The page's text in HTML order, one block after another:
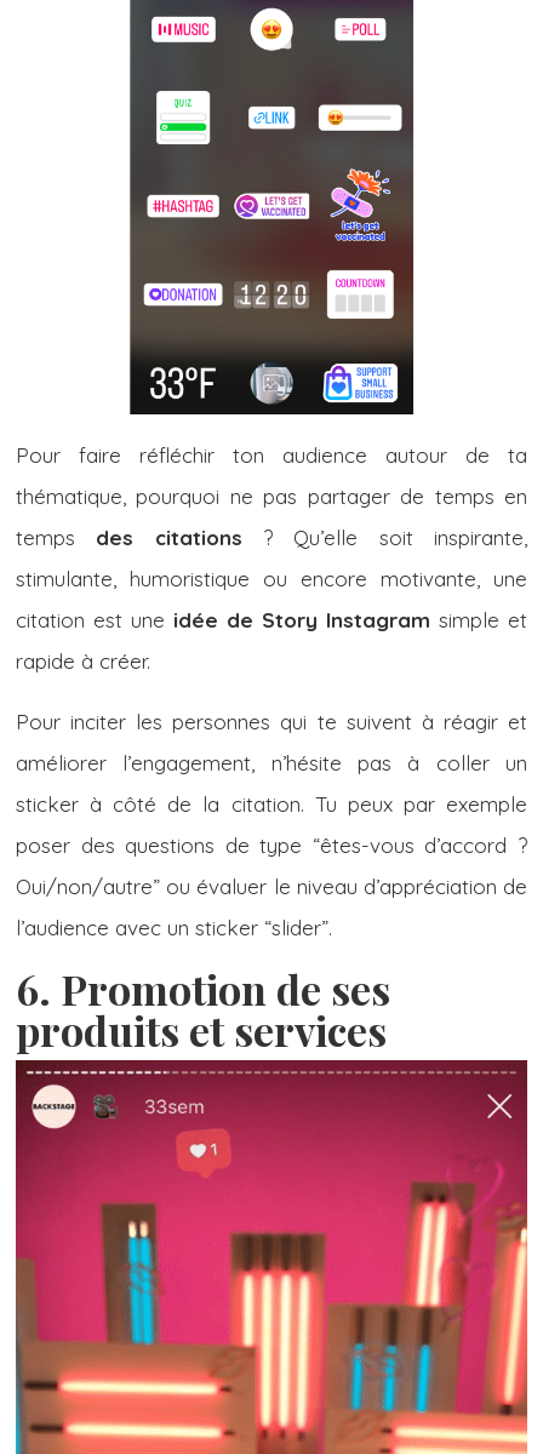
Pour faire réfléchir ton audience autour de ta
thématique, pourquoi ne pas partager de temps en
temps des citations ? Qu’elle soit inspirante,
stimulante, humoristique ou encore motivante, une
citation est une idée de Story Instagram simple et
rapide à créer.
Pour inciter les ​​personnes qui te suivent à réagir et
améliorer l’engagement, n’hésite pas à coller un
sticker à côté de la citation. Tu peux par exemple
poser des questions de type “êtes-vous d’accord ?
Oui/non/autre” ou évaluer le niveau d’appréciation de
l’audience avec un sticker “slider”.
6. Promotion de ses
produits et services